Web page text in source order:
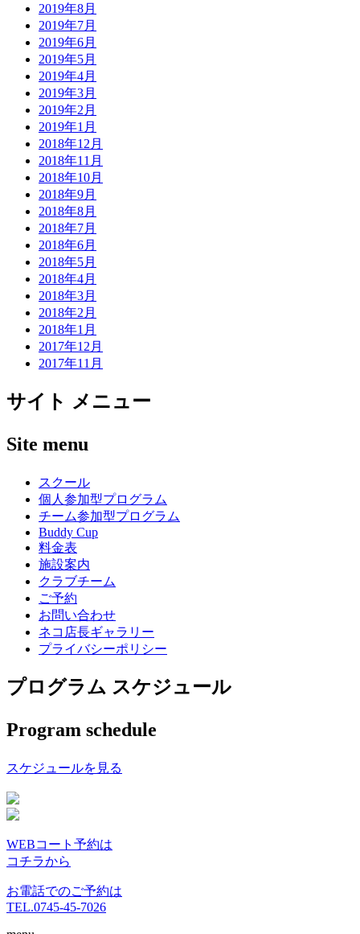
2019年8月
2019年7月
2019年6月
2019年5月
2019年4月
2019年3月
2019年2月
2019年1月
2018年12月
2018年11月
2018年10月
2018年9月
2018年8月
2018年7月
2018年6月
2018年5月
2018年4月
2018年3月
2018年2月
2018年1月
2017年12月
2017年11月
サイト メニュー
Site menu
スクール
個人参加型プログラム
チーム参加型プログラム
Buddy Cup
料金表
施設案内
クラブチーム
ご予約
お問い合わせ
ネコ店長ギャラリー
プライバシーポリシー
プログラム スケジュール
Program schedule
スケジュールを見る
WEBコート予約は
コチラから
お電話でのご予約は
TEL.0745-45-7026